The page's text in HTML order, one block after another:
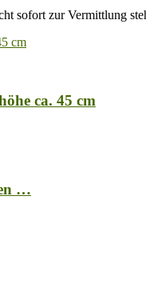
sofort zur Vermittlung
ca. 45 cm
…